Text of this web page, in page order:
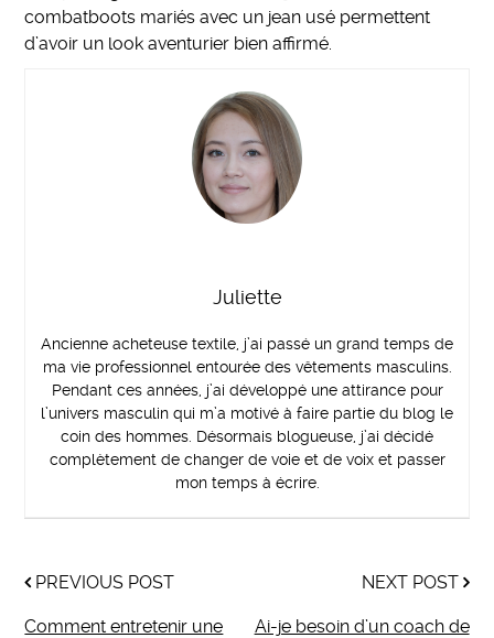
combatboots mariés avec un jean usé permettent
d’avoir un look aventurier bien affirmé.
Juliette
Ancienne acheteuse textile, j’ai passé un grand temps de
ma vie professionnel entourée des vêtements masculins.
Pendant ces années, j’ai développé une attirance pour
l’univers masculin qui m’a motivé à faire partie du blog le
coin des hommes. Désormais blogueuse, j’ai décidé
complètement de changer de voie et de voix et passer
mon temps à écrire.
PREVIOUS POST
Comment entretenir une
NEXT POST
Ai-je besoin d’un coach de